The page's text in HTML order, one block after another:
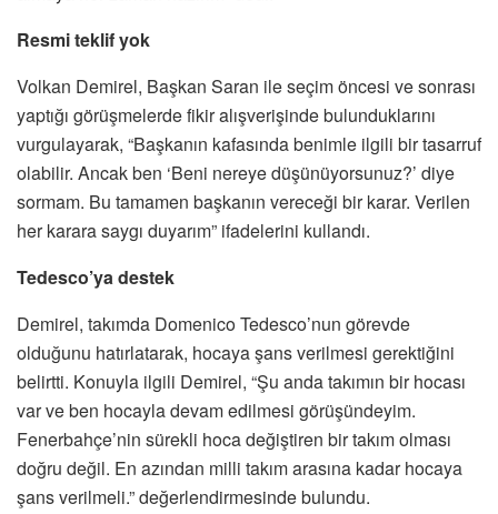
Resmi teklif yok
Volkan Demirel, Başkan Saran ile seçim öncesi ve sonrası
yaptığı görüşmelerde fikir alışverişinde bulunduklarını
vurgulayarak, “Başkanın kafasında benimle ilgili bir tasarruf
olabilir. Ancak ben ‘Beni nereye düşünüyorsunuz?’ diye
sormam. Bu tamamen başkanın vereceği bir karar. Verilen
her karara saygı duyarım” ifadelerini kullandı.
Tedesco’ya destek
Demirel, takımda Domenico Tedesco’nun görevde
olduğunu hatırlatarak, hocaya şans verilmesi gerektiğini
belirtti. Konuyla ilgili Demirel, “Şu anda takımın bir hocası
var ve ben hocayla devam edilmesi görüşündeyim.
Fenerbahçe’nin sürekli hoca değiştiren bir takım olması
doğru değil. En azından milli takım arasına kadar hocaya
şans verilmeli.” değerlendirmesinde bulundu.